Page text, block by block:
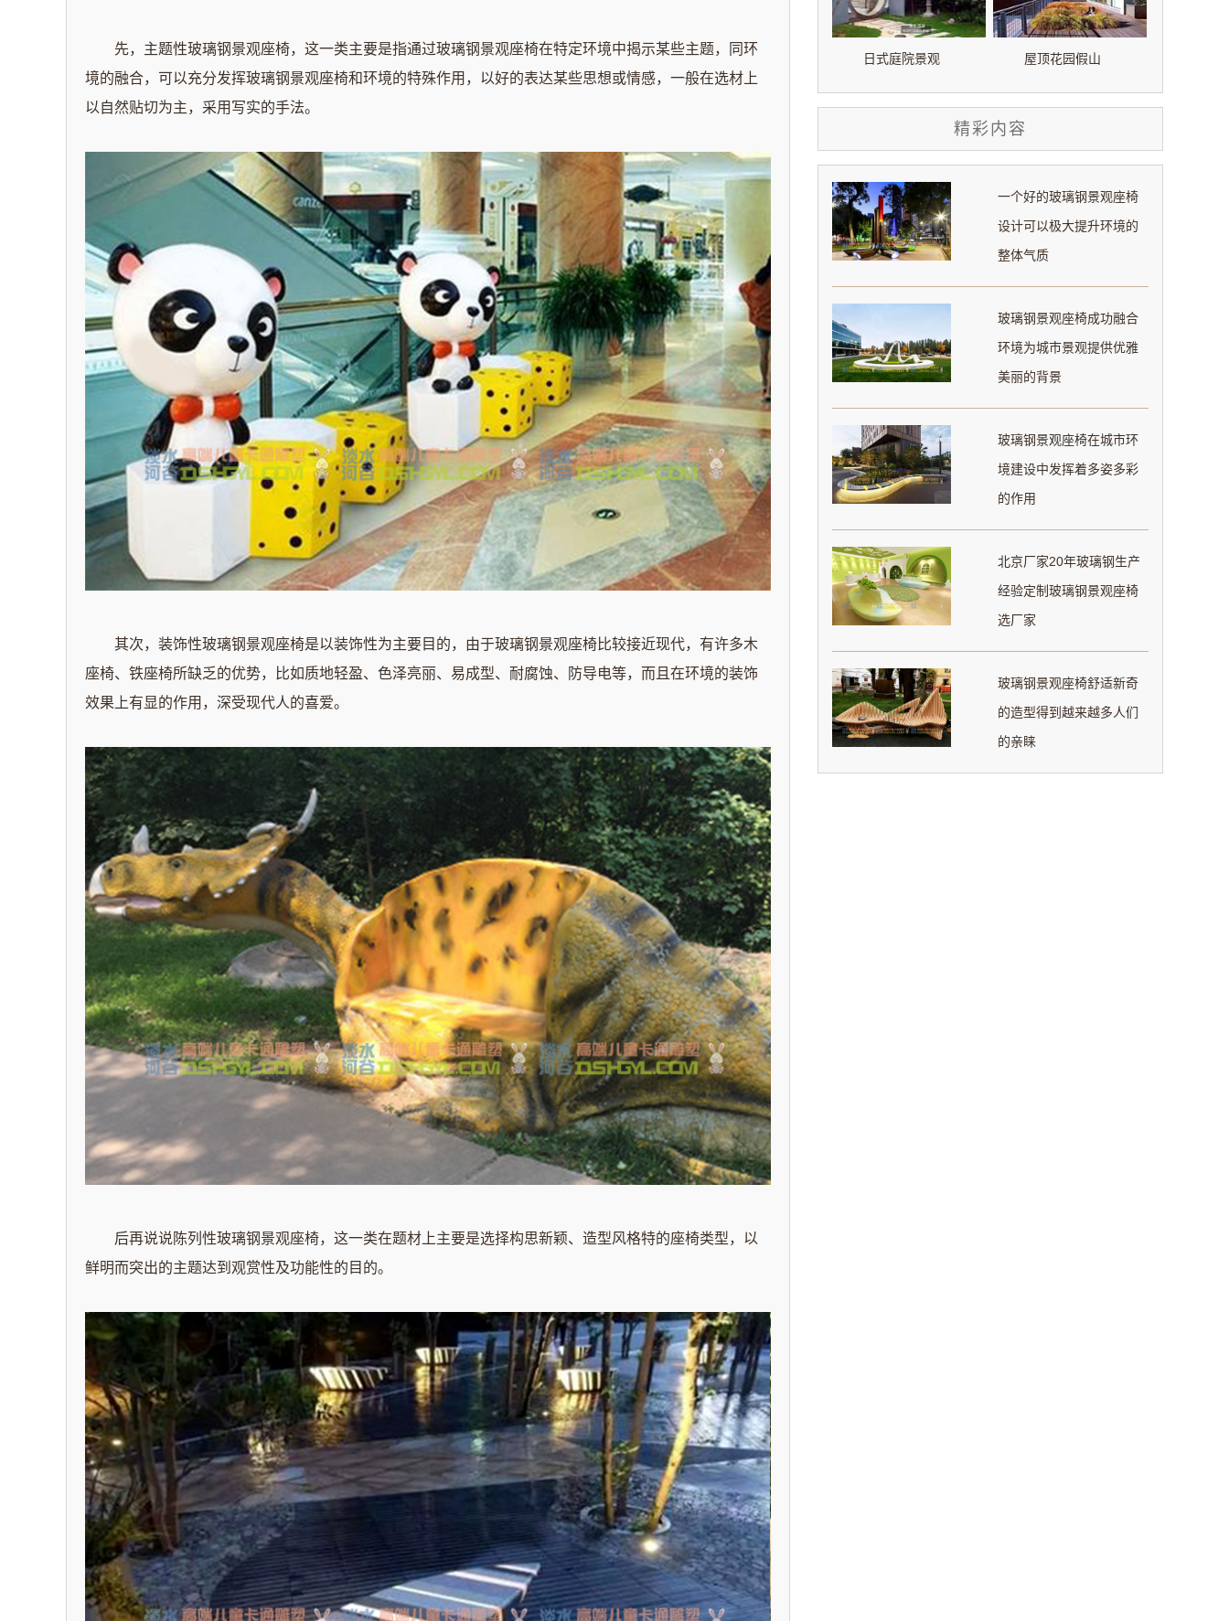
先，主题性玻璃钢景观座椅，这一类主要是指通过玻璃钢景观座椅在特定环境中揭示某些主题，同环
境的融合，可以充分发挥玻璃钢景观座椅和环境的特殊作用，以好的表达某些思想或情感，一般在选材上
以自然贴切为主，采用写实的手法。
其次，装饰性玻璃钢景观座椅是以装饰性为主要目的，由于玻璃钢景观座椅比较接近现代，有许多木
座椅、铁座椅所缺乏的优势，比如质地轻盈、色泽亮丽、易成型、耐腐蚀、防导电等，而且在环境的装饰
效果上有显的作用，深受现代人的喜爱。
后再说说陈列性玻璃钢景观座椅，这一类在题材上主要是选择构思新颖、造型风格特的座椅类型，以
鲜明而突出的主题达到观赏性及功能性的目的。
日式庭院景观 屋顶花园假山
精彩内容
一个好的玻璃钢景观座椅
设计可以极大提升环境的
整体气质
玻璃钢景观座椅成功融合
环境为城市景观提供优雅
美丽的背景
玻璃钢景观座椅在城市环
境建设中发挥着多姿多彩
的作用
北京厂家20年玻璃钢生产
经验定制玻璃钢景观座椅
选厂家
玻璃钢景观座椅舒适新奇
的造型得到越来越多人们
的亲睐